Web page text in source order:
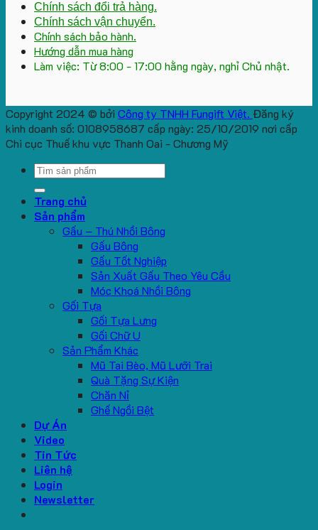
Chính sách đổi trả hàng.
Chính sách vận chuyển.
Chính sách bảo hành.
Hướng dẫn mua hàng
Làm việc: Từ 8:00 - 17:00 hằng ngày, nghỉ Chủ nhật.
Copyright 2024 © bởi Công ty TNHH Fungift Việt. Đăng ký
kinh doanh số: 0108958687 cấp ngày: 25/10/2019 nơi cấp
Chi cục Thuế khu vực Thanh Oai - Chương Mỹ
Search
Trang chủ
Sản phẩm
Gấu – Thú Nhồi Bông
Gấu Bông
Gấu Tốt Nghiệp
Sản Xuất Gấu Theo Yêu Cầu
Móc Khoá Nhồi Bông
Gối Tựa
Gối Tựa Lưng
Gối Chữ U
Sản Phẩm Khác
Mũ Tai Bèo, Mũ Lưỡi Trai
Quà Tặng Sự Kiện
Chăn Nỉ
Ghế Ngồi Bệt
Dự Án
Video
Tin Tức
Liên hệ
Login
Newsletter